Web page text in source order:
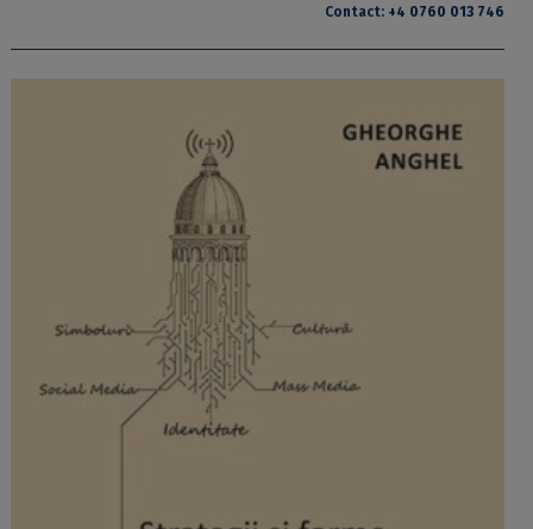
Contact: +4 0760 013 746